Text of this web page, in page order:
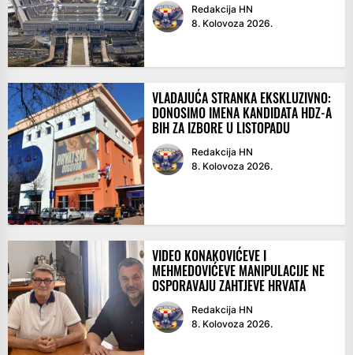
Redakcija HN
8. Kolovoza 2026.
VLADAJUĆA STRANKA EKSKLUZIVNO:
DONOSIMO IMENA KANDIDATA HDZ-A
BIH ZA IZBORE U LISTOPADU
Redakcija HN
8. Kolovoza 2026.
VIDEO KONAKOVIĆEVE I
MEHMEDOVIĆEVE MANIPULACIJE NE
OSPORAVAJU ZAHTJEVE HRVATA
Redakcija HN
8. Kolovoza 2026.